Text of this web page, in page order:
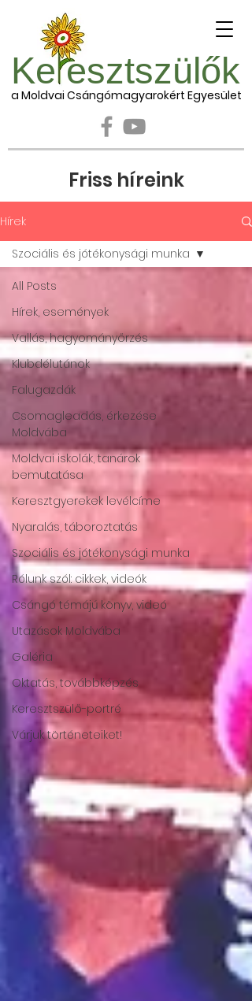
Ke esztszülők
a Moldvai Csángómagyarokért Egyesület
Friss híreink
Hírek
All Posts
Hírek, események
Vallás, hagyományőrzés
Klubdélutánok
Falugazdák
Csomagleadás, érkezése
Moldvába
Moldvai iskolák, tanárok
bemutatása
Keresztgyerekek levélcíme
Nyaralás, táboroztatás
Szociális és jótékonysági munka
Rólunk szól: cikkek, videók
Csángó témájú könyv, videó
Utazások Moldvába
Galéria
Oktatás, továbbképzés
Keresztszülő-portré
Várjuk történeteiket!
Szociális és jótékonysági munka